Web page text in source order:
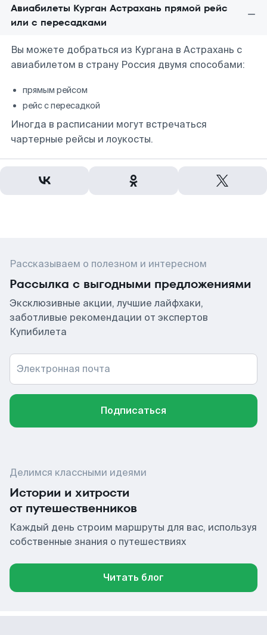
Авиабилеты Курган Астрахань прямой рейс
или с пересадками
Вы можете добраться из Кургана в Астрахань с
авиабилетом в страну Россия двумя способами:
прямым рейсом
рейс с пересадкой
Иногда в расписании могут встречаться
чартерные рейсы и лоукосты.
Рассказываем о полезном и интересном
Рассылка с выгодными предложениями
Эксклюзивные акции, лучшие лайфхаки,
заботливые рекомендации от экспертов
Купибилета
Электронная почта
Подписаться
Делимся классными идеями
Истории и хитрости
от путешественников
Каждый день строим маршруты для вас, используя
собственные знания о путешествиях
Читать блог